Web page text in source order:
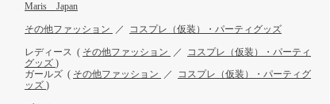
Maris Japan
その他ファッション ／ コスプレ（仮装）・パーティグッズ
レディース ( その他ファッション ／ コスプレ（仮装）・パーティ
グッズ )
ガールズ ( その他ファッション ／ コスプレ（仮装）・パーティグ
ッズ )